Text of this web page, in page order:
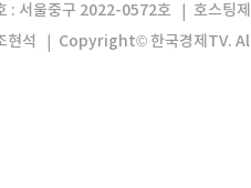
: 서울중구 2022-0572호
호스팅
현석
Copyright© 한국경제TV.